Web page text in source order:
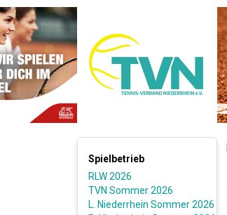
Spielbetrieb
RLW 2026
TVN Sommer 2026
L. Niederrhein Sommer 2026